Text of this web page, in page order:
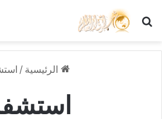
بحث عن
الرئيسية /